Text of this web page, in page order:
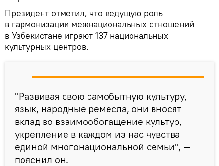
Президент отметил, что ведущую роль
в гармонизации межнациональных отношений
в Узбекистане играют 137 национальных
культурных центров.
"Развивая свою самобытную культуру,
язык, народные ремесла, они вносят
вклад во взаимообогащение культур,
укрепление в каждом из нас чувства
единой многонациональной семьи", —
пояснил он.